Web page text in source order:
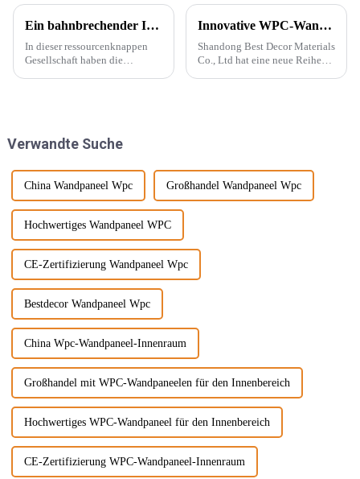
Ein bahnbrechender Innovator in der Dekorationsindustrie – PVC-Marmorplatten
In dieser ressourcenknappen
Gesellschaft haben die
Marmorplatten. Echter Marmor
Abbau wird ...
Innovative WPC-Wandpaneele für stilvolle Häuser
Shandong Best Decor Materials
Co., Ltd hat eine neue Reihe
Verwandte Suche
China Wandpaneel Wpc Großhandel Wandpaneel Wpc
Hochwertiges Wandpaneel WPC
CE-Zertifizierung Wandpaneel Wpc
Bestdecor Wandpaneel Wpc
China Wpc-Wandpaneel-Innenraum
Großhandel mit WPC-Wandpaneelen für den Innenbereich
Hochwertiges WPC-Wandpaneel für den Innenbereich
CE-Zertifizierung WPC-Wandpaneel-Innenraum